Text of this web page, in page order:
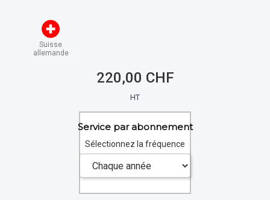
Suisse
allemande
220,00 CHF
HT
Service par abonnement
Sélectionnez la fréquence